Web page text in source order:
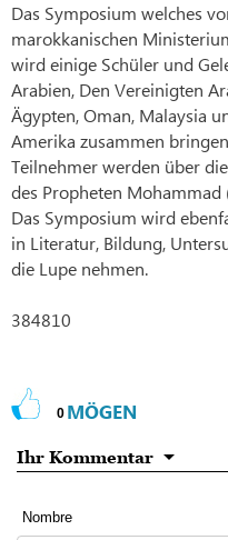
Das Symposium welches
marokkanischen
wird einige Schüler und
Arabien, Den Vereinigten
Ägypten, Oman, Malaysia
Amerika zusammen
Teilnehmer werden über
des Propheten
Das Symposium wird
in Literatur, Bildung,
die Lupe nehmen.
384810
0 MÖGEN
Ihr Kommentar
Nombre